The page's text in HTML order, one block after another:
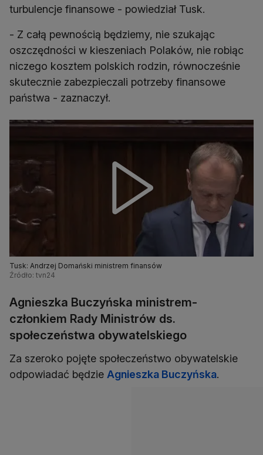
turbulencje finansowe - powiedział Tusk.
- Z całą pewnością będziemy, nie szukając
oszczędności w kieszeniach Polaków, nie robiąc
niczego kosztem polskich rodzin, równocześnie
skutecznie zabezpieczali potrzeby finansowe
państwa - zaznaczył.
Tusk: Andrzej Domański ministrem finansów
Źródło: tvn24
Agnieszka Buczyńska ministrem-
członkiem Rady Ministrów ds.
społeczeństwa obywatelskiego
Za szeroko pojęte społeczeństwo obywatelskie
odpowiadać będzie Agnieszka Buczyńska.